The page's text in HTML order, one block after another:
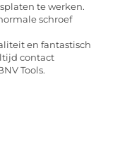
te werken.
schroef
en fantastisch
contact
Tools.